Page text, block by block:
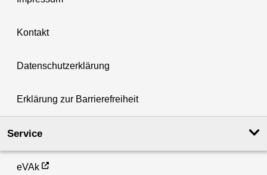
Kontakt
Datenschutzerklärung
Erklärung zur Barrierefreiheit
Service
eVAk